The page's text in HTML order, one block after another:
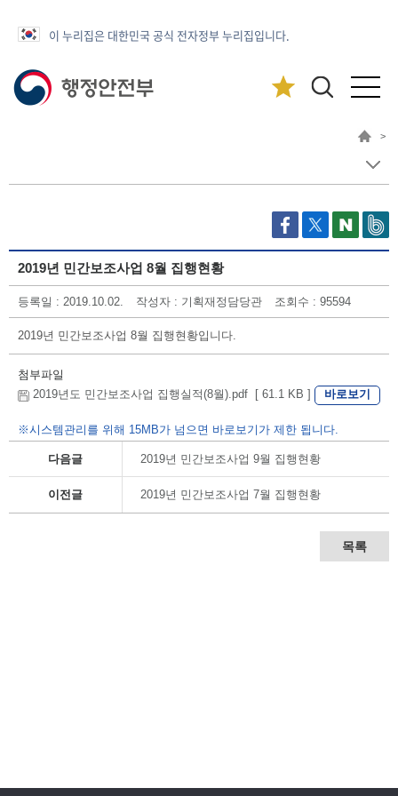
이 누리집은 대한민국 공식 전자정부 누리집입니다.
>
2019년 민간보조사업 8월 집행현황
등록일 : 2019.10.02. 작성자 : 기획재정담당관 조회수 : 95594
2019년 민간보조사업 8월 집행현황입니다.
첨부파일
2019년도 민간보조사업 집행실적(8월).pdf [ 61.1 KB ]
바로보기
※시스템관리를 위해 15MB가 넘으면 바로보기가 제한 됩니다.
다음글 2019년 민간보조사업 9월 집행현황
이전글 2019년 민간보조사업 7월 집행현황
목록